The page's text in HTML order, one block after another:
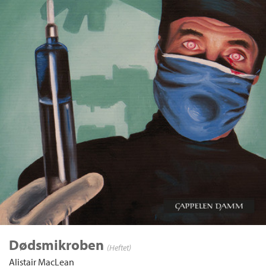
Dødsmikroben (Heftet)
Alistair MacLean